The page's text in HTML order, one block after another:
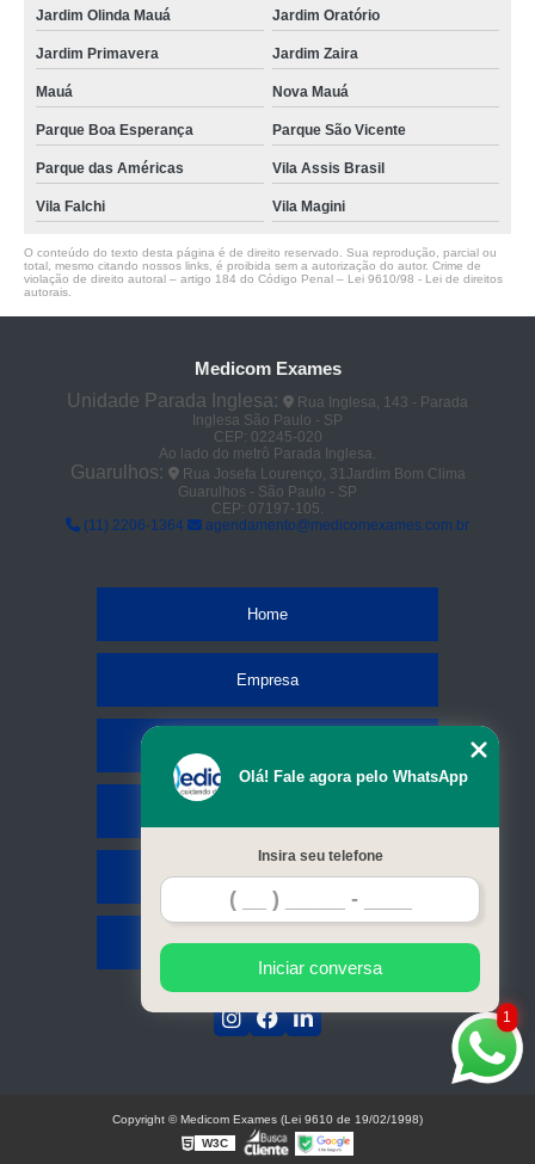
Jardim Olinda Mauá Jardim Oratório
Jardim Primavera Jardim Zaira
Mauá Nova Mauá
Parque Boa Esperança Parque São Vicente
Parque das Américas Vila Assis Brasil
Vila Falchi Vila Magini
O conteúdo do texto desta página é de direito reservado. Sua reprodução, parcial ou
total, mesmo citando nossos links, é proibida sem a autorização do autor. Crime de
violação de direito autoral – artigo 184 do Código Penal – Lei 9610/98 - Lei de direitos
autorais
Medicom Exames
Unidade Parada Inglesa:
Rua Inglesa, 143 - Parada
Inglesa São Paulo - SP
CEP: 02245-020
Ao lado do metrô Parada Inglesa.
Guarulhos:
Rua Josefa Lourenço, 31Jardim Bom Clima
Guarulhos - São Paulo - SP
CEP: 07197-105.
(11) 2206-1364
agendamento@medicomexames.com.br
Home
Empresa
Contato
Mapa do site
1
Olá! Fale agora pelo WhatsApp
Insira seu telefone
Iniciar conversa
Copyright © Medicom Exames (Lei 9610 de 19/02/1998)
W3C